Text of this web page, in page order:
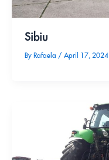
Sibiu
By Rafaela / April 17, 2024